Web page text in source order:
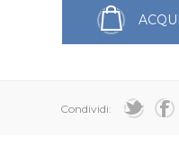
Condividi: